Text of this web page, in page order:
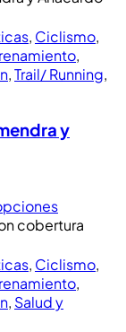
, Ciclismo,
,
,Trail/ Running,
y
, Ciclismo,
,
, Salud y